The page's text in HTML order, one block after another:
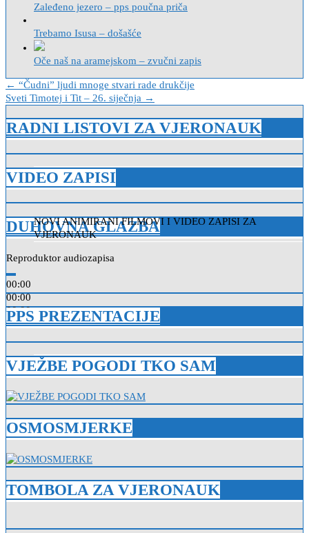
Zaleđeno jezero – pps poučna priča
Trebamo Isusa – došašće
Oče naš na aramejskom – zvučni zapis
Navigacija
objava
← “Čudni” ljudi mnoge stvari rade drukčije
Sveti Timotej i Tit – 26. siječnja →
RADNI LISTOVI ZA VJERONAUK
VIDEO ZAPISI
NOVI ANIMIRANI FILMOVI I VIDEO ZAPISI ZA
VJERONAUK
NOVI ANIMIRANI FILMOVI I VIDEO ZAPISI ZA
VJERONAUK
DUHOVNA GLAZBA
Reproduktor audiozapisa
00:00
00:00
00:00
PPS PREZENTACIJE
VJEŽBE POGODI TKO SAM
OSMOSMJERKE
TOMBOLA ZA VJERONAUK